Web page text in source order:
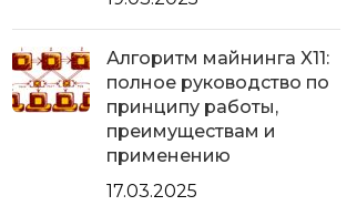
Алгоритм майнинга X11:
полное руководство по
принципу работы,
преимуществам и
применению
17.03.2025